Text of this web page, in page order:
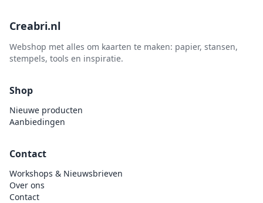
Creabri.nl
Webshop met alles om kaarten te maken: papier, stansen,
stempels, tools en inspiratie.
Shop
Nieuwe producten
Aanbiedingen
Contact
Workshops & Nieuwsbrieven
Over ons
Contact